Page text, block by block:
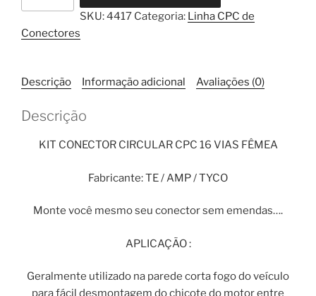
Fêmea
Estanhado
SKU:4417 Categoria: Linha CPC de
Conectores
Descrição Informação adicional Avaliações (0)
Descrição
KIT CONECTOR CIRCULAR CPC 16 VIAS FÊMEA
Fabricante: TE / AMP / TYCO
Monte você mesmo seu conector sem emendas….
APLICAÇÃO :
Geralmente utilizado na parede corta fogo do veículo